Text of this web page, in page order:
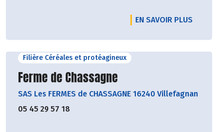
EN SAVOIR PLUS
Filière Céréales et protéagineux
Découvrir le producteur
Ferme de Chassagne
SAS Les FERMES de CHASSAGNE 16240 Villefagnan
05 45 29 57 18